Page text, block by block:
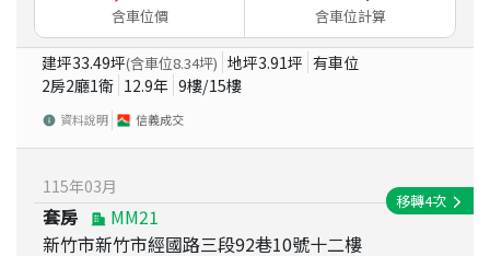
含車位價 含車位計算
建坪33.49坪(含車位8.34坪) 地坪3.91坪 有車位
2房2廳1衛 12.9年 9樓/15樓
資料說明 信義成交
115年03月
套房
MM21
新竹市新竹市經國路三段92巷10號十二樓
移轉4次